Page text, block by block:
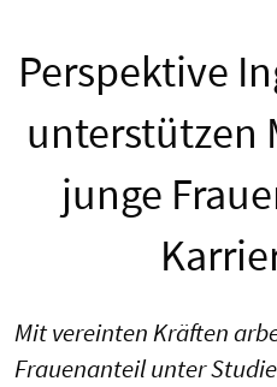
Perspektive
unterstützen
junge
Mit vereinten Kräften
Frauenanteil unter